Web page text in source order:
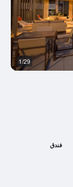
فندق
1/29